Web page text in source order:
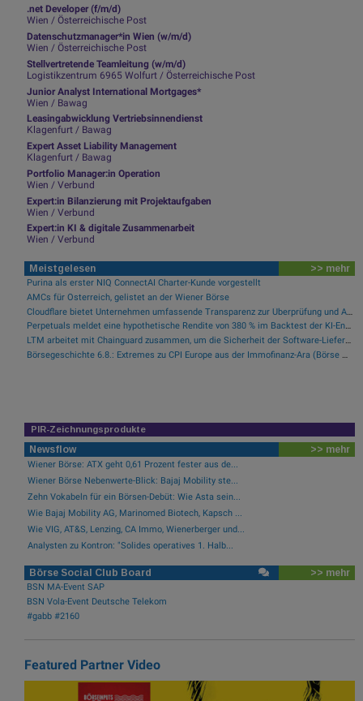
.net Developer (f/m/d)
Wien / Österreichische Post
Datenschutzmanager*in Wien (w/m/d)
Wien / Österreichische Post
Stellvertretende Teamleitung (w/m/d)
Logistikzentrum 6965 Wolfurt / Österreichische Post
Junior Analyst International Mortgages*
Wien / Bawag
Leasingabwicklung Vertriebsinnendienst
Klagenfurt / Bawag
Expert Asset Liability Management
Klagenfurt / Bawag
Portfolio Manager:in Operation
Wien / Verbund
Expert:in Bilanzierung mit Projektaufgaben
Wien / Verbund
Expert:in KI & digitale Zusammenarbeit
Wien / Verbund
Meistgelesen >> mehr
Purina als erster NIQ ConnectAI Charter-Kunde vorgestellt
AMCs für Österreich, gelistet an der Wiener Börse
Cloudflare bietet Unternehmen umfassende Transparenz zur Überprüfung und Analyse des KI-Einsatzes
Perpetuals meldet eine hypothetische Rendite von 380 % im Backtest der KI-Engine, die die risikofreie Handelsplattform „UpsideOnly“ antreibt
LTM arbeitet mit Chainguard zusammen, um die Sicherheit der Software-Lieferkette durch BlueVerse™ RightLogic zu stärken
Börsegeschichte 6.8.: Extremes zu CPI Europe aus der Immofinanz-Ära (Börse Geschichte) (BörseGeschichte)
PIR-Zeichnungsprodukte
Newsflow >> mehr
Wiener Börse: ATX geht 0,61 Prozent fester aus de...
Wiener Börse Nebenwerte-Blick: Bajaj Mobility ste...
Zehn Vokabeln für ein Börsen-Debüt: Wie Asta sein...
Wie Bajaj Mobility AG, Marinomed Biotech, Kapsch ...
Wie VIG, AT&S, Lenzing, CA Immo, Wienerberger und...
Analysten zu Kontron: "Solides operatives 1. Halb...
Börse Social Club Board >> mehr
BSN MA-Event SAP
BSN Vola-Event Deutsche Telekom
#gabb #2160
Featured Partner Video